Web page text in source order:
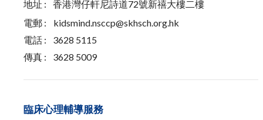
地址 :
香港灣仔軒尼詩道72號新禧大樓二樓
電郵 :
kidsmind.nsccp@skhsch.org.hk
電話 :
3628 5115
傳真 :
3628 5009
臨床心理輔導服務